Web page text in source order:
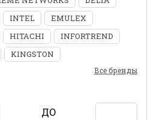
INTEL
EMULEX
HITACHI
INFORTREND
KINGSTON
Все бренды
ДО